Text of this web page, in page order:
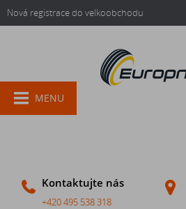
Nová registrace do velkoobchodu
Kontaktujte nás
+420 495 538 318
MENU